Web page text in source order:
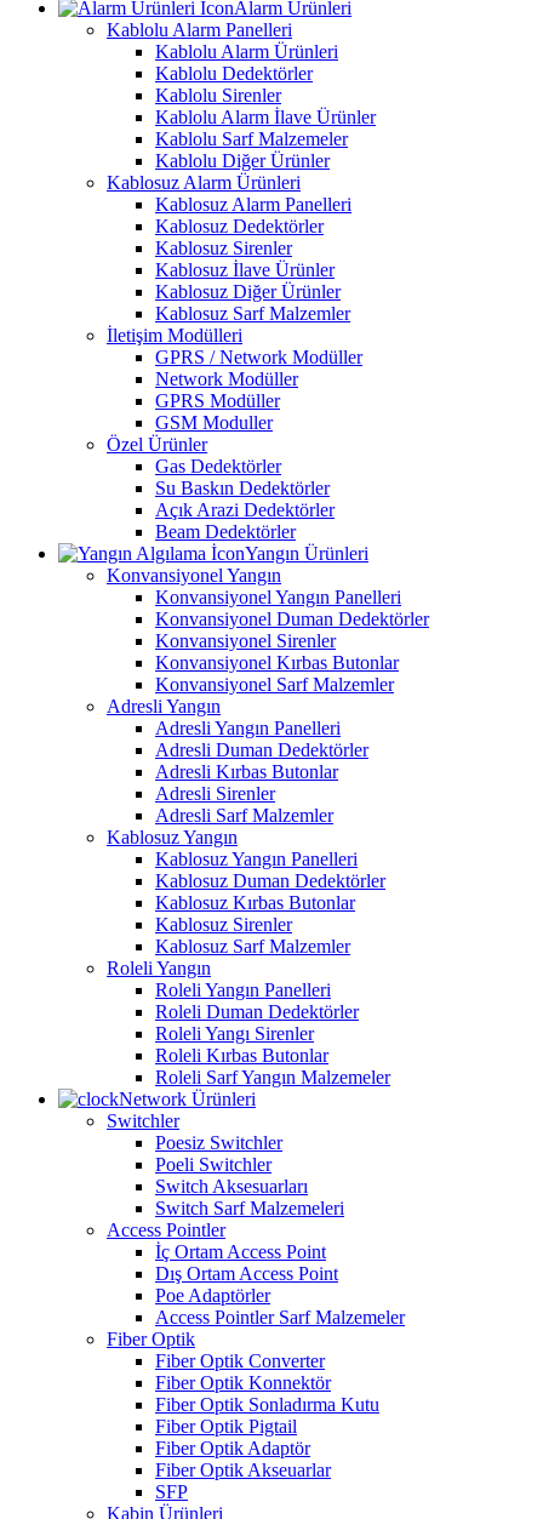
Alarm Ürünleri
Kablolu Alarm Panelleri
Kablolu Alarm Ürünleri
Kablolu Dedektörler
Kablolu Sirenler
Kablolu Alarm İlave Ürünler
Kablolu Sarf Malzemeler
Kablolu Diğer Ürünler
Kablosuz Alarm Ürünleri
Kablosuz Alarm Panelleri
Kablosuz Dedektörler
Kablosuz Sirenler
Kablosuz İlave Ürünler
Kablosuz Diğer Ürünler
Kablosuz Sarf Malzemler
İletişim Modülleri
GPRS / Network Modüller
Network Modüller
GPRS Modüller
GSM Moduller
Özel Ürünler
Gas Dedektörler
Su Baskın Dedektörler
Açık Arazi Dedektörler
Beam Dedektörler
Yangın Ürünleri
Konvansiyonel Yangın
Konvansiyonel Yangın Panelleri
Konvansiyonel Duman Dedektörler
Konvansiyonel Sirenler
Konvansiyonel Kırbas Butonlar
Konvansiyonel Sarf Malzemler
Adresli Yangın
Adresli Yangın Panelleri
Adresli Duman Dedektörler
Adresli Kırbas Butonlar
Adresli Sirenler
Adresli Sarf Malzemler
Kablosuz Yangın
Kablosuz Yangın Panelleri
Kablosuz Duman Dedektörler
Kablosuz Kırbas Butonlar
Kablosuz Sirenler
Kablosuz Sarf Malzemler
Roleli Yangın
Roleli Yangın Panelleri
Roleli Duman Dedektörler
Roleli Yangı Sirenler
Roleli Kırbas Butonlar
Roleli Sarf Yangın Malzemeler
Network Ürünleri
Switchler
Poesiz Switchler
Poeli Switchler
Switch Aksesuarları
Switch Sarf Malzemeleri
Access Pointler
İç Ortam Access Point
Dış Ortam Access Point
Poe Adaptörler
Access Pointler Sarf Malzemeler
Fiber Optik
Fiber Optik Converter
Fiber Optik Konnektör
Fiber Optik Sonladırma Kutu
Fiber Optik Pigtail
Fiber Optik Adaptör
Fiber Optik Akseuarlar
SFP
Kabin Ürünleri